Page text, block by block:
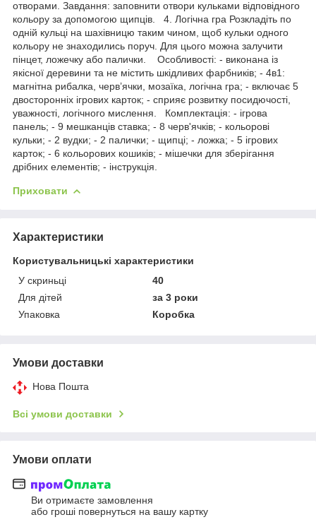
отворами. Завдання: заповнити отвори кульками відповідного
кольору за допомогою щипців. 4. Логічна гра Розкладіть по
одній кульці на шахівницю таким чином, щоб кульки одного
кольору не знаходились поруч. Для цього можна залучити
пінцет, ложечку або палички. Особливості: - виконана із
якісної деревини та не містить шкідливих фарбників; - 4в1:
магнітна рибалка, черв’ячки, мозаїка, логічна гра; - включає 5
двосторонніх ігрових карток; - сприяє розвитку посидючості,
уважності, логічного мислення. Комплектація: - ігрова
панель; - 9 мешканців ставка; - 8 черв'ячків; - кольорові
кульки; - 2 вудки; - 2 палички; - щипці; - ложка; - 5 ігрових
карток; - 6 кольорових кошиків; - мішечки для зберігання
дрібних елементів; - інструкція.
Приховати
Характеристики
Користувальницькі характеристики
У скриньці
40
Для дітей
за 3 роки
Упаковка
Коробка
Умови доставки
Нова Пошта
Всі умови доставки
Умови оплати
Ви отримаєте замовлення
або гроші повернуться на вашу картку